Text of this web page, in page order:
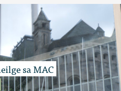
sa MAC